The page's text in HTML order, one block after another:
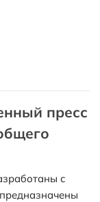
пресс
с